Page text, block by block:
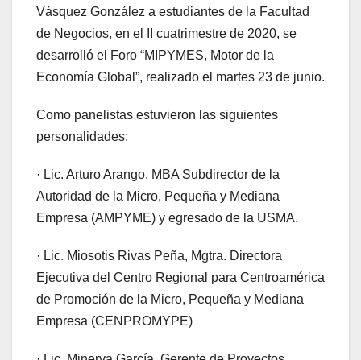
Vásquez González a estudiantes de la Facultad
de Negocios, en el II cuatrimestre de 2020, se
desarrolló el Foro “MIPYMES, Motor de la
Economía Global”, realizado el martes 23 de junio.
Como panelistas estuvieron las siguientes
personalidades:
· Lic. Arturo Arango, MBA Subdirector de la
Autoridad de la Micro, Pequeña y Mediana
Empresa (AMPYME) y egresado de la USMA.
· Lic. Miosotis Rivas Peña, Mgtra. Directora
Ejecutiva del Centro Regional para Centroamérica
de Promoción de la Micro, Pequeña y Mediana
Empresa (CENPROMYPE)